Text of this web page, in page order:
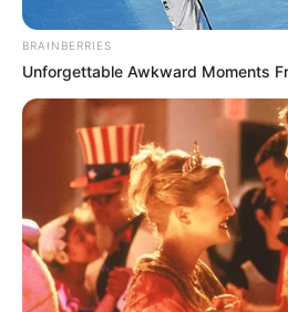
$27 To Start. 15 Minutes A
BRAINBERRIES
Unforgettable Awkward Moments